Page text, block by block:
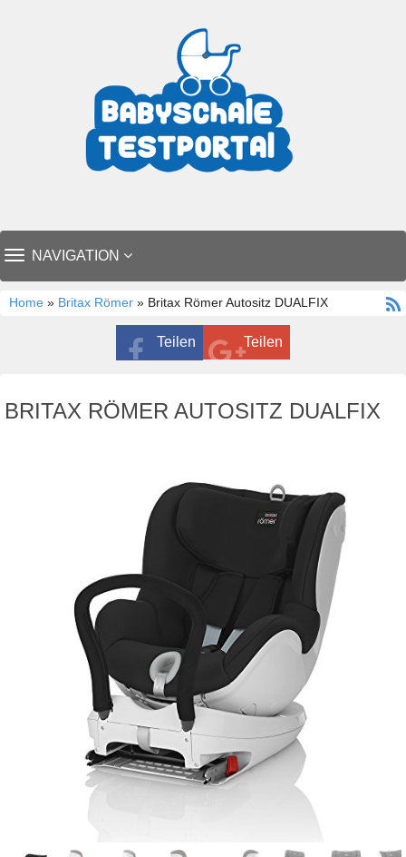
TOGGLE
NAVIGATION
Home » Britax Römer » Britax Römer Autositz DUALFIX
Teilen Teilen
BRITAX RÖMER AUTOSITZ DUALFIX